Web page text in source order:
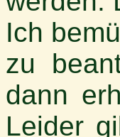
Ich
zu
dann
Leider